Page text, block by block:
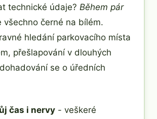
technické údaje? Během pár
všechno černé na bílém.
hledání parkovacího místa
přešlapování v dlouhých
se o úředních
čas i nervy - veškeré